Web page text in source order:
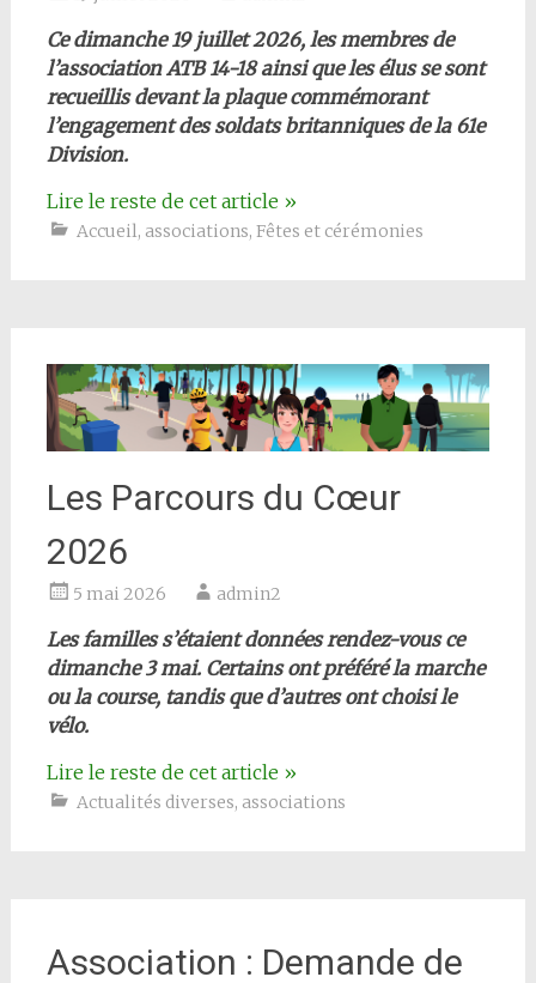
Ce dimanche 19 juillet 2026, les membres de
l’association ATB 14-18 ainsi que les élus se sont
recueillis devant la plaque commémorant
l’engagement des soldats britanniques de la 61e
Division.
Lire le reste de cet article »
Accueil, associations, Fêtes et cérémonies
Les Parcours du Cœur
2026
5 mai 2026 admin2
Les familles s’étaient données rendez-vous ce
dimanche 3 mai. Certains ont préféré la marche
ou la course, tandis que d’autres ont choisi le
vélo.
Lire le reste de cet article »
Actualités diverses, associations
Association : Demande de